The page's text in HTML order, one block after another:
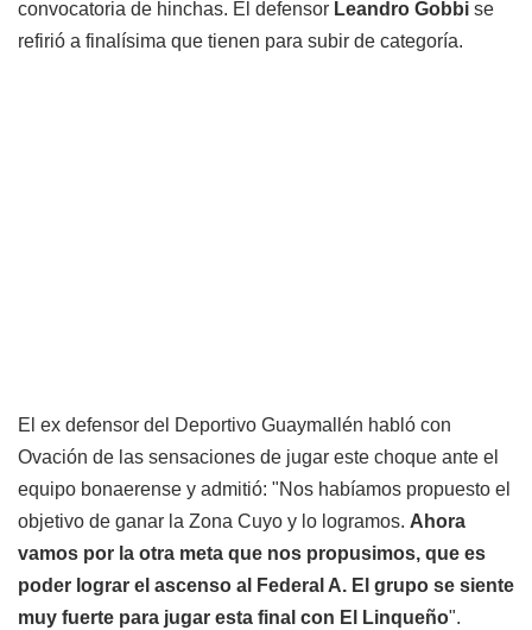
convocatoria de hinchas. El defensor Leandro Gobbi se
refirió a finalísima que tienen para subir de categoría.
El ex defensor del Deportivo Guaymallén habló con
Ovación de las sensaciones de jugar este choque ante el
equipo bonaerense y admitió: "Nos habíamos propuesto el
objetivo de ganar la Zona Cuyo y lo logramos. Ahora
vamos por la otra meta que nos propusimos, que es
poder lograr el ascenso al Federal A. El grupo se siente
muy fuerte para jugar esta final con El Linqueño".